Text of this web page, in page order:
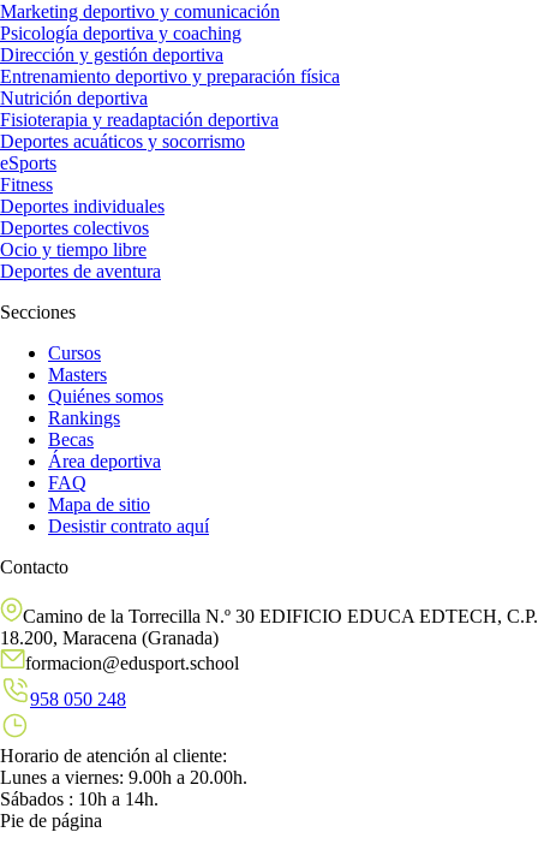
Marketing deportivo y comunicación
Psicología deportiva y coaching
Dirección y gestión deportiva
Entrenamiento deportivo y preparación física
Nutrición deportiva
Fisioterapia y readaptación deportiva
Deportes acuáticos y socorrismo
eSports
Fitness
Deportes individuales
Deportes colectivos
Ocio y tiempo libre
Deportes de aventura
Secciones
Cursos
Masters
Quiénes somos
Rankings
Becas
Área deportiva
FAQ
Mapa de sitio
Desistir contrato aquí
Contacto
Camino de la Torrecilla N.º 30 EDIFICIO EDUCA EDTECH, C.P.
18.200, Maracena (Granada)
formacion@edusport.school
958 050 248
Horario de atención al cliente:
Lunes a viernes: 9.00h a 20.00h.
Sábados : 10h a 14h.
Pie de página